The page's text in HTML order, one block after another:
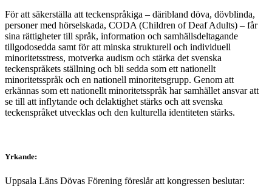
För att säkerställa att teckenspråkiga – däribland döva, dövblinda,
personer med hörselskada, CODA (Children of Deaf Adults) – får
sina rättigheter till språk, information och samhällsdeltagande
tillgodosedda samt för att minska strukturell och individuell
minoritetsstress, motverka audism och stärka det svenska
teckenspråkets ställning och bli sedda som ett nationellt
minoritetsspråk och en nationell minoritetsgrupp. Genom att
erkännas som ett nationellt minoritetsspråk har samhället ansvar att
se till att inflytande och delaktighet stärks och att svenska
teckenspråket utvecklas och den kulturella identiteten stärks.
Yrkande:
Uppsala Läns Dövas Förening föreslår att kongressen beslutar: